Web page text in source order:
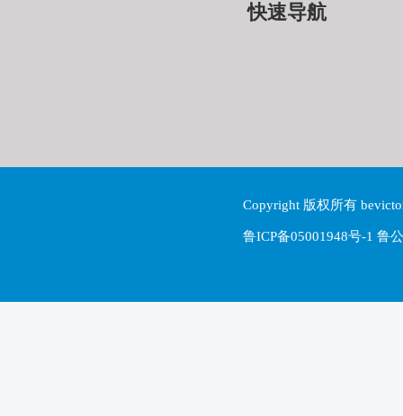
快速导航
Copyright 版权所有
鲁ICP备05001948号-1 鲁